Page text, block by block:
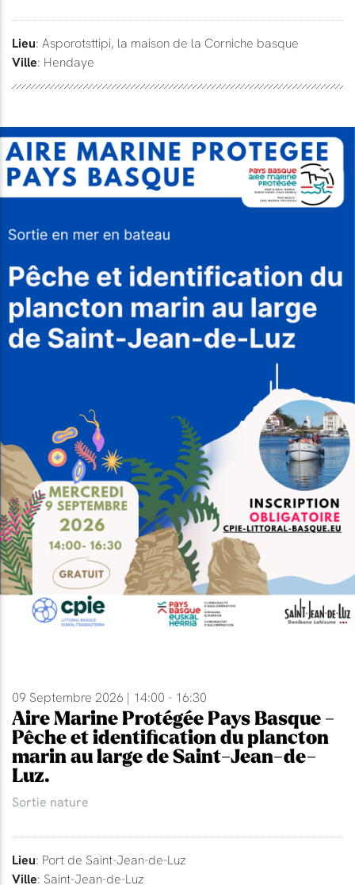
Lieu: Asporotsttipi, la maison de la Corniche basque
Ville: Hendaye
09 Septembre 2026 | 14:00 - 16:30
Aire Marine Protégée Pays Basque -
Pêche et identification du plancton
marin au large de Saint-Jean-de-
Luz.
Sortie nature
Lieu: Port de Saint-Jean-de-Luz
Ville: Saint-Jean-de-Luz